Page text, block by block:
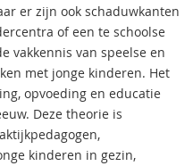
er zijn ook schaduwkanten
of een te schoolse
vakkennis van speelse en
met jonge kinderen. Het
opvoeding en educatie
Deze theorie is
kinderen in gezin,